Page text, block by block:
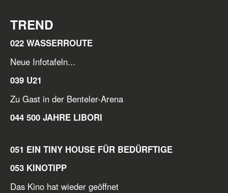
TREND
022 WASSERROUTE
Neue Infotafeln...
039 U21
Zu Gast in der Benteler-Arena
044 500 JAHRE LIBORI
051 EIN TINY HOUSE FÜR BEDÜRFTIGE
053 KINOTIPP
Das Kino hat wieder geöffnet